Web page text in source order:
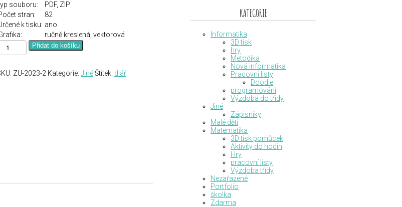
souboru:
PDF, ZIP
stran:
82
k tisku: ano
ručně kreslená, vektorová
Přidat do košíku
ZU-2023-2 Kategorie: JinéŠtítek: diář
KATEGORIE
Informatika
3D tisk
hry
Metodika
Nová informatika
Pracovní listy
Doodle
programování
Výzdoba do třídy
Jiné
Zápisníky
Malé děti
Matematika
3D tisk pomůcek
Aktivity do hodin
Hry
pracovní listy
Výzdoba třídy
Nezařazené
Portfolio
školka
Zdarma